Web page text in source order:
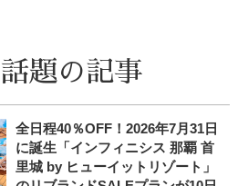
題の記事
全日程40％OFF！2026年7月31日
に誕生「インフィニシス 那覇 首
里城 by ヒューイットリゾート」